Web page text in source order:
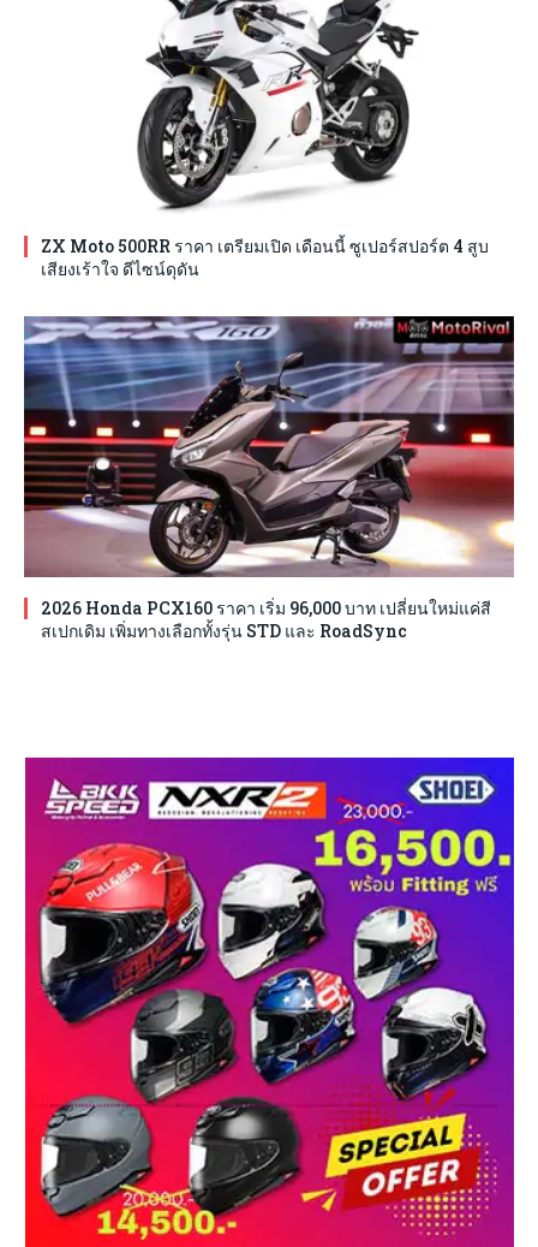
ZX Moto 500RR ราคา เตรียมเปิด เดือนนี้ ซูเปอร์สปอร์ต 4 สูบ
เสียงเร้าใจ ดีไซน์ดุดัน
2026 Honda PCX160 ราคา เริ่ม 96,000 บาท เปลี่ยนใหม่แค่สี
สเปกเดิม เพิ่มทางเลือกทั้งรุ่น STD และ RoadSync